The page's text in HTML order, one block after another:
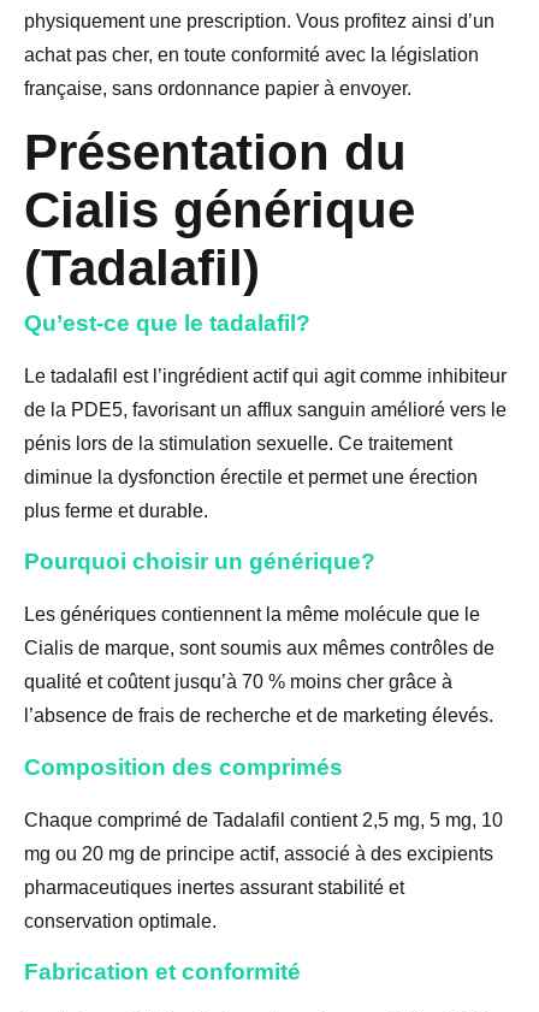
physiquement une prescription. Vous profitez ainsi d’un
achat pas cher, en toute conformité avec la législation
française, sans ordonnance papier à envoyer.
Présentation du
Cialis générique
(Tadalafil)
Qu’est-ce que le tadalafil?
Le tadalafil est l’ingrédient actif qui agit comme inhibiteur
de la PDE5, favorisant un afflux sanguin amélioré vers le
pénis lors de la stimulation sexuelle. Ce traitement
diminue la dysfonction érectile et permet une érection
plus ferme et durable.
Pourquoi choisir un générique?
Les génériques contiennent la même molécule que le
Cialis de marque, sont soumis aux mêmes contrôles de
qualité et coûtent jusqu’à 70 % moins cher grâce à
l’absence de frais de recherche et de marketing élevés.
Composition des comprimés
Chaque comprimé de Tadalafil contient 2,5 mg, 5 mg, 10
mg ou 20 mg de principe actif, associé à des excipients
pharmaceutiques inertes assurant stabilité et
conservation optimale.
Fabrication et conformité